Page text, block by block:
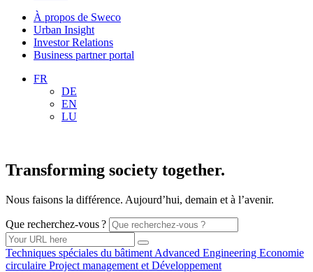
À propos de Sweco
Urban Insight
Investor Relations
Business partner portal
FR
DE
EN
LU
Transforming society together.
Nous faisons la différence. Aujourd’hui, demain et à l’avenir.
Que recherchez-vous ?
Techniques spéciales du bâtiment Advanced Engineering Economie
circulaire Project management et Développement